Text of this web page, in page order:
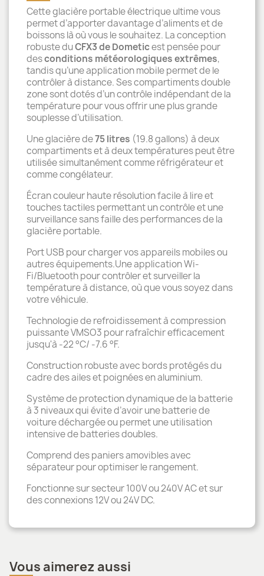
Cette glacière portable électrique ultime vous
permet d’apporter davantage d’aliments et de
boissons là où vous le souhaitez. La conception
robuste duCFX3 de Dometicest pensée pour
desconditions météorologiques extrêmes,
tandis qu’une application mobile permet de le
contrôler à distance. Ses compartiments double
zone sont dotés d’un contrôle indépendant de la
température pour vous offrir une plus grande
souplesse d’utilisation.
Une glacière de75 litres (19.8 gallons) à deux
compartiments et à deux températures peut être
utilisée simultanément comme réfrigérateur et
comme congélateur.
Écran couleur haute résolution facile à lire et
touches tactiles permettant un contrôle et une
surveillance sans faille des performances de la
glacière portable.
Port USB pour charger vos appareils mobiles ou
autres équipements.Une application Wi-
Fi/Bluetooth pour contrôler et surveiller la
température à distance, où que vous soyez dans
votre véhicule.
Technologie de refroidissement à compression
puissante VMSO3 pour rafraîchir efficacement
jusqu'à -22 °C/ -7.6 °F.
Construction robuste avec bords protégés du
cadre des ailes et poignées en aluminium.
Système de protection dynamique de la batterie
à 3 niveaux qui évite d’avoir une batterie de
voiture déchargée ou permet une utilisation
intensive de batteries doubles.
Comprend des paniers amovibles avec
séparateur pour optimiser le rangement.
Fonctionne sur secteur 100V ou 240V AC et sur
des connexions 12V ou 24V DC.
Vous aimerez aussi